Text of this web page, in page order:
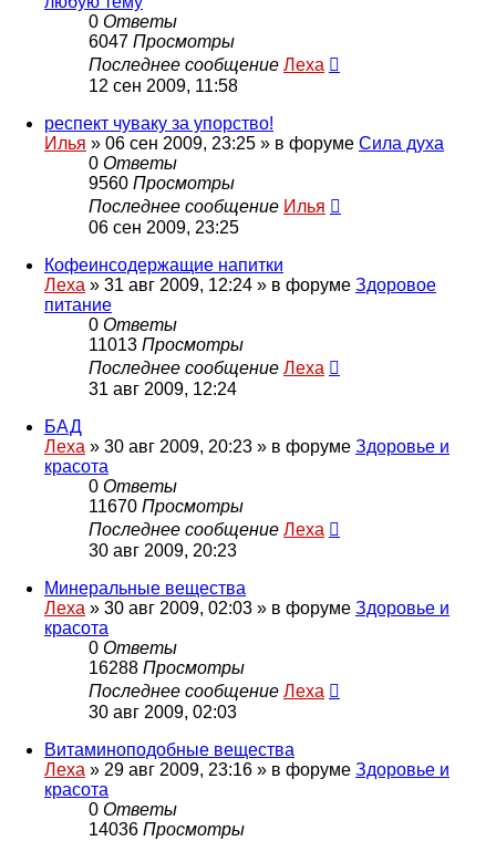
0 Ответы
6047 Просмотры
Последнее сообщение Леха
12 сен 2009, 11:58
респект чуваку за упорство!
Илья » 06 сен 2009, 23:25 » в форуме Сила духа
0 Ответы
9560 Просмотры
Последнее сообщение Илья
06 сен 2009, 23:25
Кофеинсодержащие напитки
Леха » 31 авг 2009, 12:24 » в форуме Здоровое
питание
0 Ответы
11013 Просмотры
Последнее сообщение Леха
31 авг 2009, 12:24
БАД
Леха » 30 авг 2009, 20:23 » в форуме Здоровье и
красота
0 Ответы
11670 Просмотры
Последнее сообщение Леха
30 авг 2009, 20:23
Минеральные вещества
Леха » 30 авг 2009, 02:03 » в форуме Здоровье и
красота
0 Ответы
16288 Просмотры
Последнее сообщение Леха
30 авг 2009, 02:03
Витаминоподобные вещества
Леха » 29 авг 2009, 23:16 » в форуме Здоровье и
красота
0 Ответы
14036 Просмотры